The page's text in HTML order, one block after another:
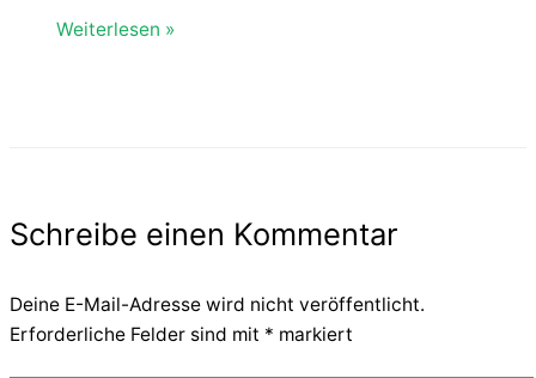
Weiterlesen »
Schreibe einen Kommentar
Deine E-Mail-Adresse wird nicht veröffentlicht.
Erforderliche Felder sind mit * markiert